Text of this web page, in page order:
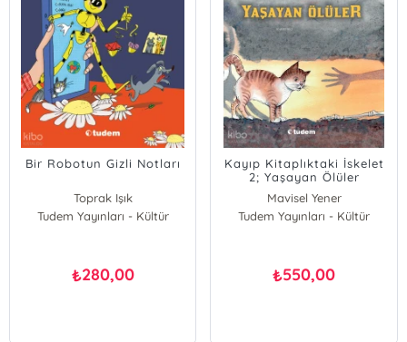
Bir Robotun Gizli Notları
Toprak Işık
Tudem Yayınları - Kültür
₺280,00
Kayıp Kitaplıktaki İskelet
2; Yaşayan Ölüler
Mavisel Yener
Aytül Akal
Tudem Yayınları - Kültür
₺550,00